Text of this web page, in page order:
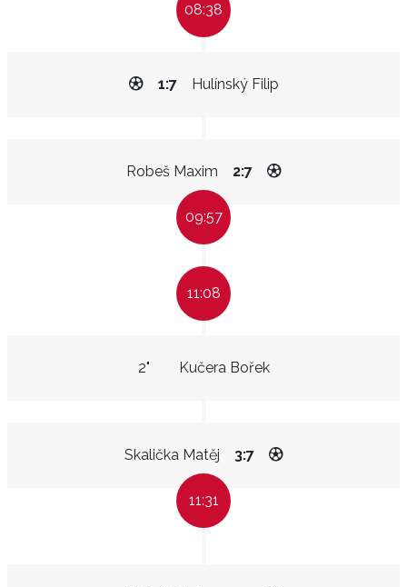
08:38
Hulínský Filip
1:7
Robeš Maxim 2:7
09:57
11:08
Kučera Bořek
2"
Skalička Matěj 3:7
11:31